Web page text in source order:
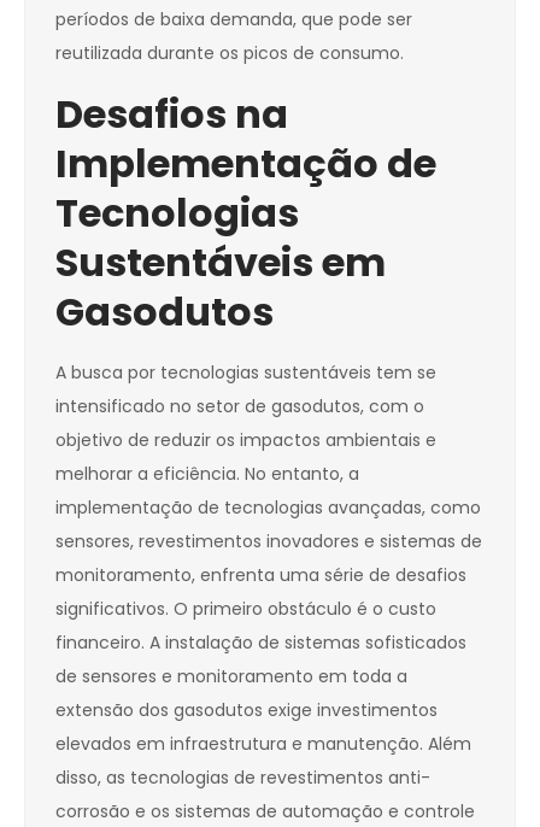
períodos de baixa demanda, que pode ser
reutilizada durante os picos de consumo.
Desafios na
Implementação de
Tecnologias
Sustentáveis em
Gasodutos
A busca por tecnologias sustentáveis tem se
intensificado no setor de gasodutos, com o
objetivo de reduzir os impactos ambientais e
melhorar a eficiência. No entanto, a
implementação de tecnologias avançadas, como
sensores, revestimentos inovadores e sistemas de
monitoramento, enfrenta uma série de desafios
significativos. O primeiro obstáculo é o custo
financeiro. A instalação de sistemas sofisticados
de sensores e monitoramento em toda a
extensão dos gasodutos exige investimentos
elevados em infraestrutura e manutenção. Além
disso, as tecnologias de revestimentos anti-
corrosão e os sistemas de automação e controle